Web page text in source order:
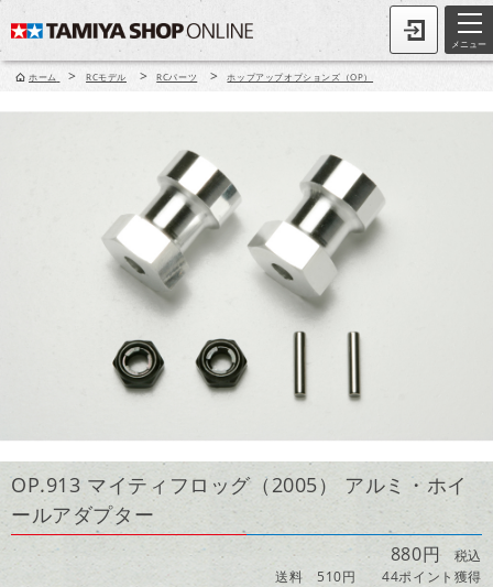
メニュー
ホーム > RCモデル > RCパーツ > ホップアップオプションズ（OP）
OP.913 マイティフロッグ（2005） アルミ・ホイ
ールアダプター
880円税込
送料 510円
44ポイント獲得